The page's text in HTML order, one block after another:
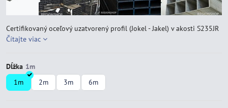
Certifikovaný oceľový uzatvorený profil (Jokel - Jakel) v akosti S235JR
Čítajte viac
Dĺžka
1m
2m 3m 6m